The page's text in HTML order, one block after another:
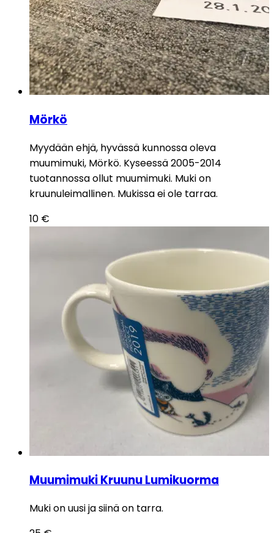
Mörkö
Myydään ehjä, hyvässä kunnossa oleva
muumimuki, Mörkö. Kyseessä 2005-2014
tuotannossa ollut muumimuki. Muki on
kruunuleimallinen. Mukissa ei ole tarraa.
10 €
Muumimuki Kruunu Lumikuorma
Muki on uusi ja siinä on tarra.